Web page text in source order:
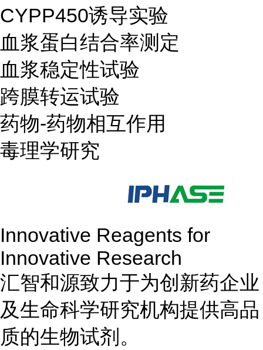
CYPP450诱导实验
血浆蛋白结合率测定
血浆稳定性试验
跨膜转运试验
药物-药物相互作用
毒理学研究
Innovative Reagents for
Innovative Research
汇智和源致力于为创新药企业
及生命科学研究机构提供高品
质的生物试剂。